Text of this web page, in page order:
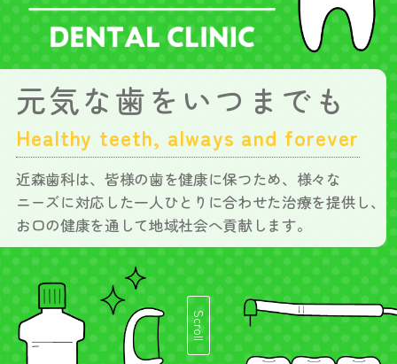
元気な歯をいつまでも
Healthy teeth, always and forever
近森歯科は、皆様の歯を健康に保つため、様々な
ニーズに対応した一人ひとりに合わせた治療を提供し、
お口の健康を通して地域社会へ貢献します。
Scroll